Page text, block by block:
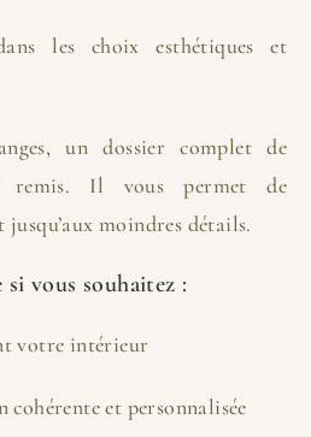
les choix esthétiques et
un dossier complet de
remis. Il vous permet de
moindres détails.
vous souhaitez :
votre intérieur
cohérente et personnalisée